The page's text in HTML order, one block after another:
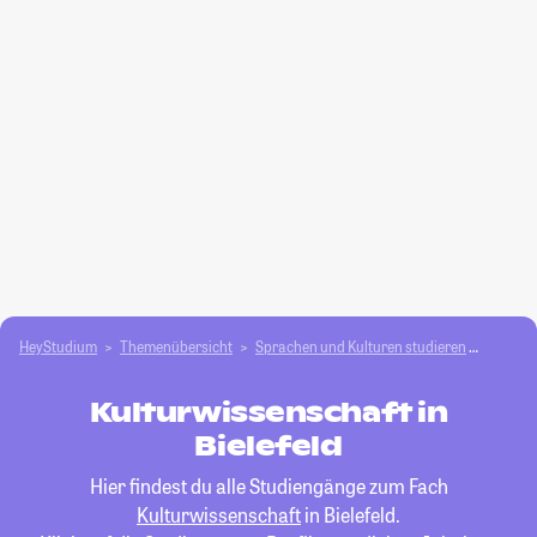
HeyStudium Themenübersicht Sprachen und Kulturen studieren
Kulturwissenschaft in
Bielefeld
Hier findest du alle Studiengänge zum Fach
Kulturwissenschaftin Bielefeld.